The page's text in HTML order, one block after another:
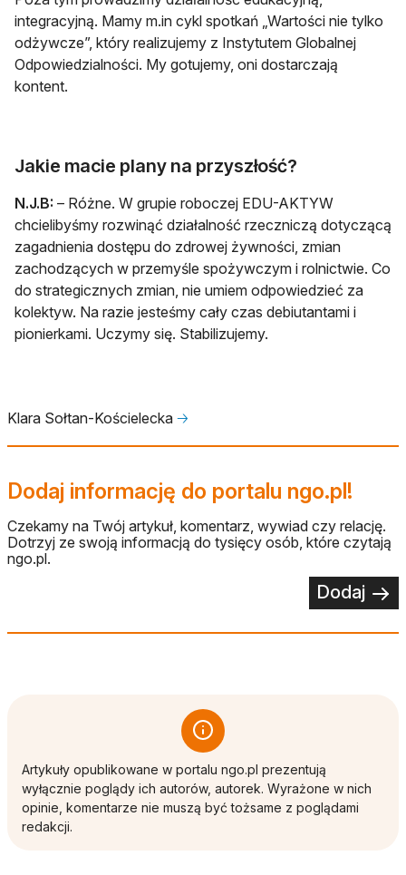
integracyjną. Mamy m.in cykl spotkań „Wartości nie tylko
odżywcze”, który realizujemy z Instytutem Globalnej
Odpowiedzialności. My gotujemy, oni dostarczają
kontent.
Jakie macie plany na przyszłość?
N.J.B: – Różne. W grupie roboczej EDU-AKTYW
chcielibyśmy rozwinąć działalność rzeczniczą dotyczącą
zagadnienia dostępu do zdrowej żywności, zmian
zachodzących w przemyśle spożywczym i rolnictwie. Co
do strategicznych zmian, nie umiem odpowiedzieć za
kolektyw. Na razie jesteśmy cały czas debiutantami i
pionierkami. Uczymy się. Stabilizujemy.
Klara Sołtan-Kościelecka 🡢
Dodaj informację do portalu ngo.pl!
Czekamy na Twój artykuł, komentarz, wywiad czy relację.
Dotrzyj ze swoją informacją do tysięcy osób, które czytają
ngo.pl.
Dodaj
Artykuły opublikowane w portalu ngo.pl prezentują
wyłącznie poglądy ich autorów, autorek. Wyrażone w nich
opinie, komentarze nie muszą być tożsame z poglądami
redakcji.